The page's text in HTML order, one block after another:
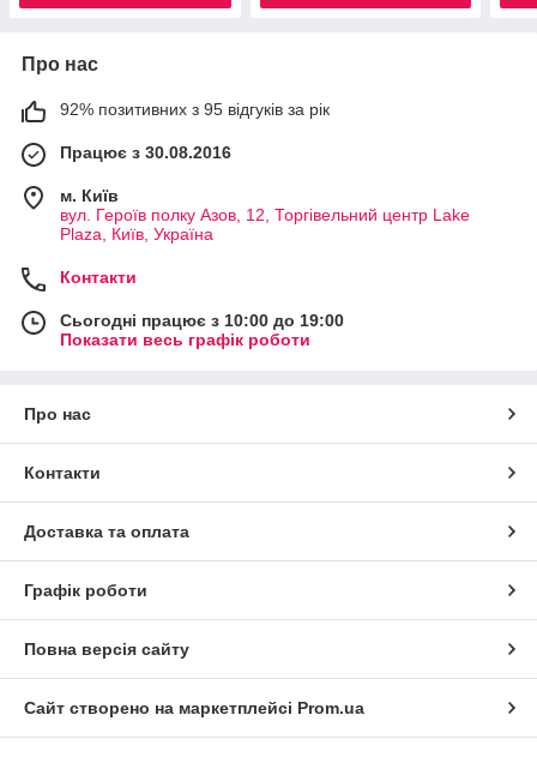
Про нас
92% позитивних з 95 відгуків за рік
Працює з 30.08.2016
м. Київ
вул. Героїв полку Азов, 12, Торгівельний центр Lake
Plaza, Київ, Україна
Контакти
Сьогодні працює з 10:00 до 19:00
Показати весь графік роботи
Про нас
Контакти
Доставка та оплата
Графік роботи
Повна версія сайту
Сайт створено на маркетплейсі Prom.ua